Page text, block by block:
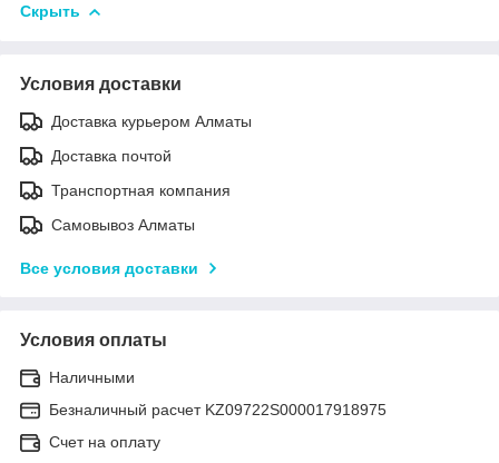
Скрыть
Условия доставки
Доставка курьером Алматы
Доставка почтой
Транспортная компания
Самовывоз Алматы
Все условия доставки
Условия оплаты
Наличными
Безналичный расчет KZ09722S000017918975
Счет на оплату